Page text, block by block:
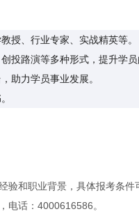
授、行业专家、实战精英等。
投路演等多种形式，提升学员
助力学员事业发展。
验和职业背景，具体报考条
电话：4000616586。